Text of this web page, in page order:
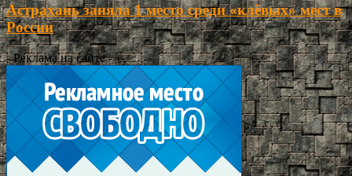
Астрахань заняла 1 место среди «клёвых» мест в
России
- Реклама на сайте -